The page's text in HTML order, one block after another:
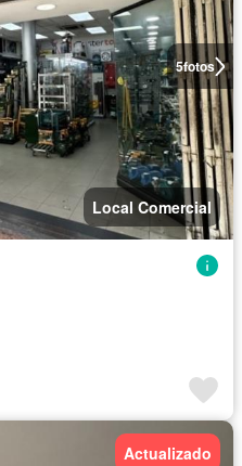
5fotos
Local Comercial
Actualizado